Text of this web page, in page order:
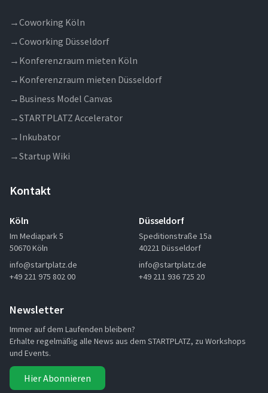
→Coworking Köln
→Coworking Düsseldorf
→ Konferenzraum mieten Köln
→ Konferenzraum mieten Düsseldorf
→ Business Model Canvas
→STARTPLATZ Accelerator
→ Inkubator
→Startup Wiki
Kontakt
Köln
Im Mediapark 5
50670 Köln
info@startplatz.de
+49 221 975 802 00
Düsseldorf
Speditionstraße 15a
40221 Düsseldorf
info@startplatz.de
+49 211 936 725 20
Newsletter
Immer auf dem Laufenden bleiben?
Erhalte regelmäßig alle News aus dem STARTPLATZ, zu Workshops
und Events.
Hier Abonnieren